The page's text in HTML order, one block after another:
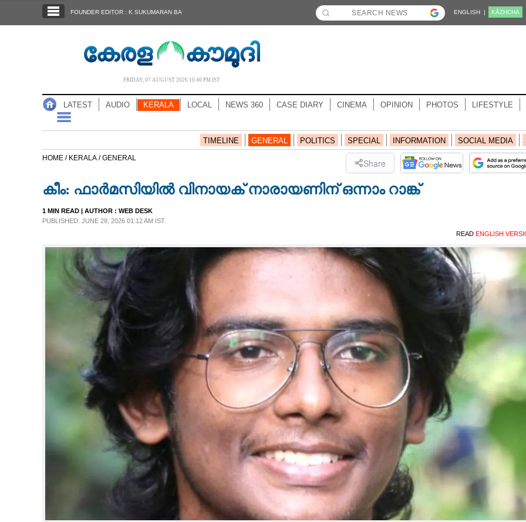
NOTIFIED NEWS
FOUNDER EDITOR : K SUKUMARAN BA ENGLISH | KĀZHCHA
FRIDAY, 07 AUGUST 2026 10.40 PM IST
LATEST AUDIO KERALA LOCAL NEWS 360 CASE DIARY CINEMA OPINION PHOTOS LIFESTYLE
TIMELINE GENERAL POLITICS SPECIAL INFORMATION SOCIAL MEDIA
HOME / KERALA /GENERAL Share
കീം: ഫാർമസിയിൽ വിനായക് നാരായണിന് ഒന്നാം റാങ്ക്
1 MIN READ | AUTHOR : WEB DESK
PUBLISHED: JUNE 28, 2026 01:12 AM IST
READ ENGLISH